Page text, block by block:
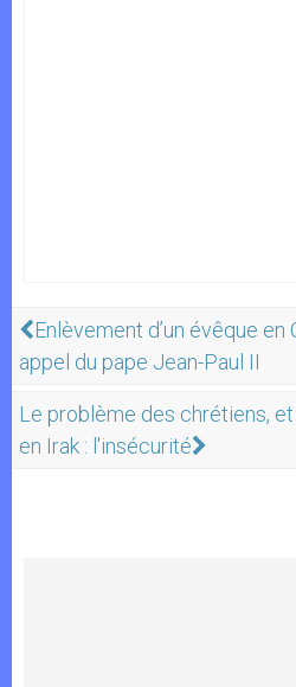
Enlèvement d’un évêque
appel du pape Jean-Paul II
Le problème des chrétiens,
en Irak : l'insécurité